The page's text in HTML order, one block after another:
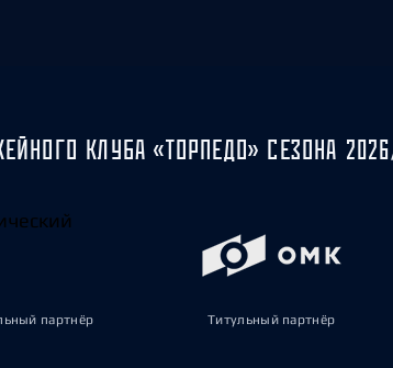
КЛУБА «ТОРПЕДО» СЕЗОНА
партнёр Титульный партнёр